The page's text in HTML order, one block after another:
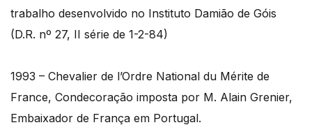
trabalho desenvolvido no Instituto Damião de Góis
(D.R. nº 27, II série de 1-2-84)
1993 – Chevalier de l’Ordre National du Mérite de
France, Condecoração imposta por M. Alain Grenier,
Embaixador de França em Portugal.